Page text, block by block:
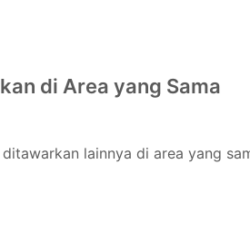
di Area yang Sama
lainnya di area yang